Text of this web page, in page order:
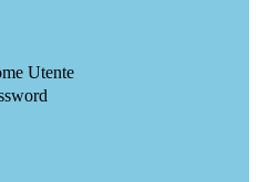
Utente